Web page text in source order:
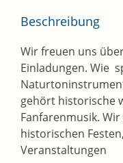
Beschreibung
Wir freuen uns
Einladungen. Wie
gehört historische
Fanfarenmusik.
historischen
Veranstaltungen